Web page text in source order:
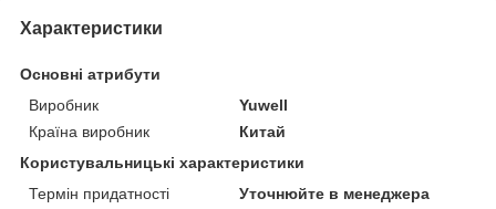
Характеристики
Основні атрибути
Виробник
Yuwell
Країна виробник
Китай
Користувальницькі характеристики
Термін придатності
Уточнюйте в менеджера